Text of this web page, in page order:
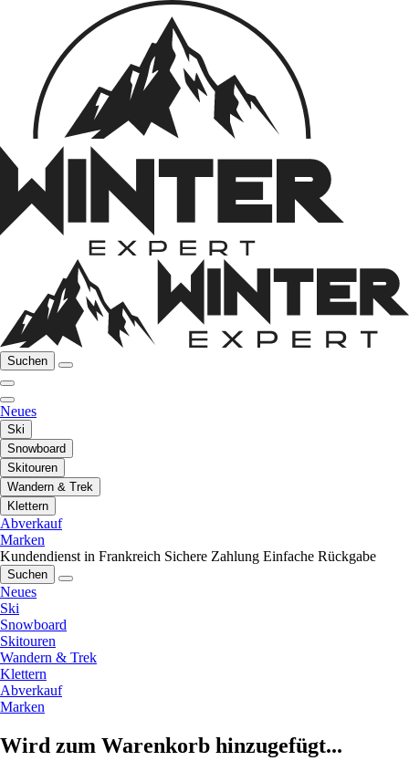
Suchen
Neues
Ski
Snowboard
Skitouren
Wandern & Trek
Klettern
Abverkauf
Marken
Kundendienst in Frankreich Sichere Zahlung Einfache Rückgabe
Suchen
Neues
Ski
Snowboard
Skitouren
Wandern & Trek
Klettern
Abverkauf
Marken
Wird zum Warenkorb hinzugefügt...